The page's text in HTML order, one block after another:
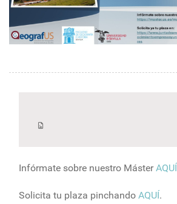
Infórmate sobre nuestro MásterAQUÍ
Solicita tu plaza pinchando AQUÍ.